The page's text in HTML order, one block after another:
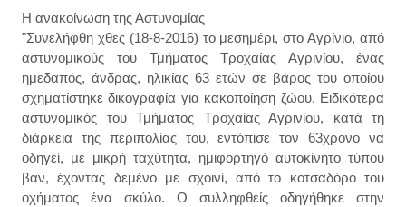
H ανακοίνωση της Αστυνομίας
"Συνελήφθη χθες (18-8-2016) το μεσημέρι, στο Αγρίνιο, από
αστυνομικούς του Τμήματος Τροχαίας Αγρινίου, ένας
ημεδαπός, άνδρας, ηλικίας 63 ετών σε βάρος του οποίου
σχηματίστηκε δικογραφία για κακοποίηση ζώου. Ειδικότερα
αστυνομικός του Τμήματος Τροχαίας Αγρινίου, κατά τη
διάρκεια της περιπολίας του, εντόπισε τον 63χρονο να
οδηγεί, με μικρή ταχύτητα, ημιφορτηγό αυτοκίνητο τύπου
βαν, έχοντας δεμένο με σχοινί, από το κοτσαδόρο του
οχήματος ένα σκύλο. Ο συλληφθείς οδηγήθηκε στην